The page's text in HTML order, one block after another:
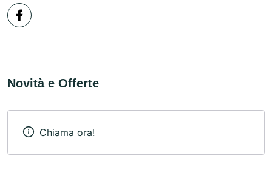
Novità e Offerte
Chiama ora!